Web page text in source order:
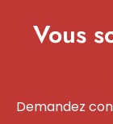
Vous
Demandez